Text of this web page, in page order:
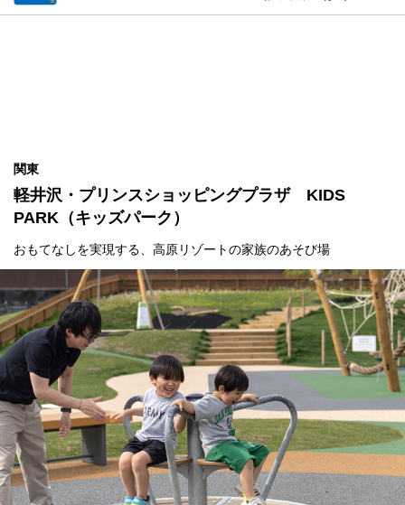
関東
軽井沢・プリンスショッピングプラザ KIDS
PARK（キッズパーク）
おもてなしを実現する、高原リゾートの家族のあそび場